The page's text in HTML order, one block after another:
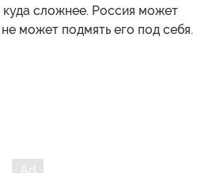
сложнее. Россия может
может подмять его под себя.